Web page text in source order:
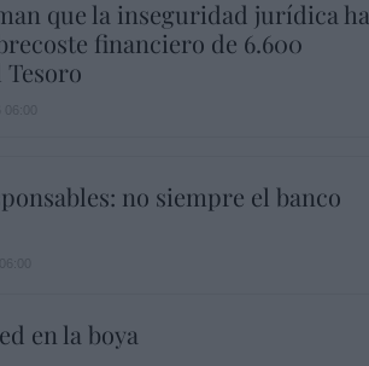
que la inseguridad jurídica ha
financiero de 6.600
no siempre el banco
en la boya